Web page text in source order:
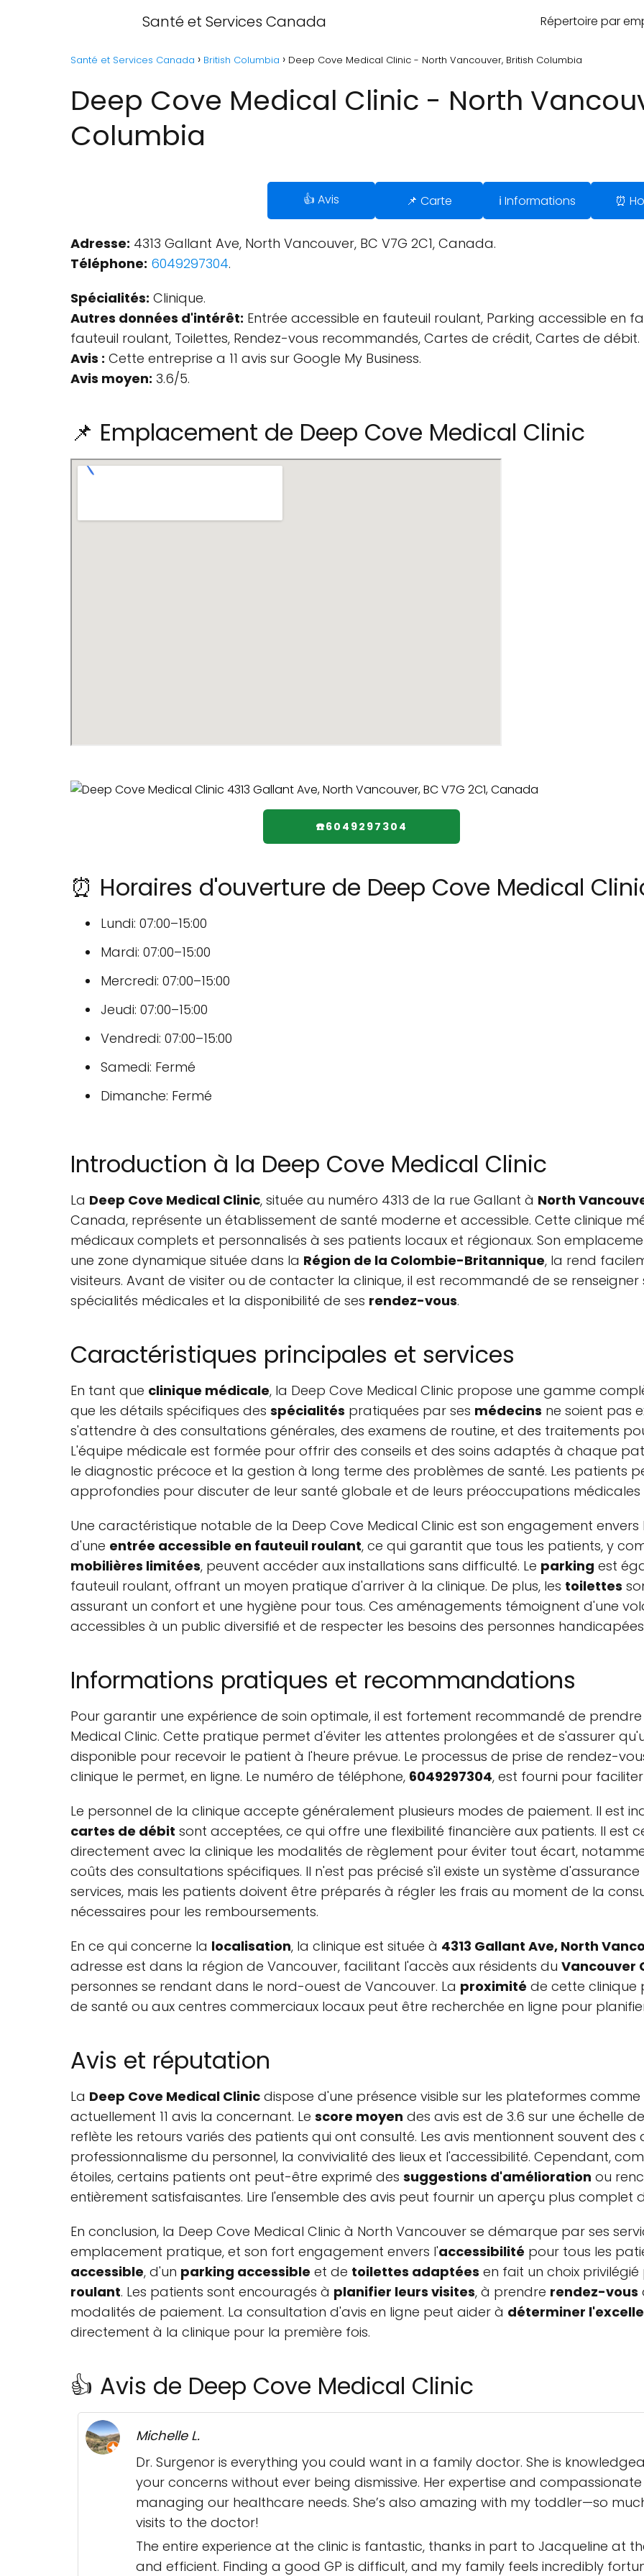
Santé et Services Canada Répertoire par
Santé et Services Canada British Columbia Deep Cove Medical Clinic - North Vancouver, British Columbia
Deep Cove Medical Clinic - North
Columbia
👍 Avis 📌 Carte ℹ️ Informations ⏰
Adresse: 4313 Gallant Ave, North Vancouver, BC V7G 2C1, Canada.
Téléphone: 6049297304.
Spécialités: Clinique.
Autres données d'intérêt: Entrée accessible en fauteuil roulant, Parking accessible en
fauteuil roulant, Toilettes, Rendez-vous recommandés, Cartes de crédit, Cartes de débit.
Avis : Cette entreprise a 11 avis sur Google My Business.
Avis moyen: 3.6/5.
📌 Emplacement de Deep Cove Medical Clinic
☎️6049297304
⏰ Horaires d'ouverture de Deep Cove Medical
Lundi: 07:00–15:00
Mardi: 07:00–15:00
Mercredi: 07:00–15:00
Jeudi: 07:00–15:00
Vendredi: 07:00–15:00
Samedi: Fermé
Dimanche: Fermé
Introduction à la Deep Cove Medical Clinic
La Deep Cove Medical Clinic, située au numéro 4313 de la rue Gallant à North
Canada, représente un établissement de santé moderne et accessible. Cette clinique
médicaux complets et personnalisés à ses patients locaux et régionaux. Son
une zone dynamique située dans la Région de la Colombie-Britannique, la rend
visiteurs. Avant de visiter ou de contacter la clinique, il est recommandé de se renseigner
spécialités médicales et la disponibilité de ses rendez-vous.
Caractéristiques principales et services
En tant que clinique médicale, la Deep Cove Medical Clinic propose une gamme
que les détails spécifiques des spécialités pratiquées par ses médecins ne soient pas
s'attendre à des consultations générales, des examens de routine, et des traitements
L'équipe médicale est formée pour offrir des conseils et des soins adaptés à chaque
le diagnostic précoce et la gestion à long terme des problèmes de santé. Les patients
approfondies pour discuter de leur santé globale et de leurs préoccupations médicales
Une caractéristique notable de la Deep Cove Medical Clinic est son engagement envers
d'une entrée accessible en fauteuil roulant, ce qui garantit que tous les patients, y
mobilières limitées, peuvent accéder aux installations sans difficulté. Le parking est
fauteuil roulant, offrant un moyen pratique d'arriver à la clinique. De plus, les toilettes
assurant un confort et une hygiène pour tous. Ces aménagements témoignent d'une
accessibles à un public diversifié et de respecter les besoins des personnes
Informations pratiques et recommandations
Pour garantir une expérience de soin optimale, il est fortement recommandé de
Medical Clinic. Cette pratique permet d'éviter les attentes prolongées et de s'assurer
disponible pour recevoir le patient à l'heure prévue. Le processus de prise de rendez-
clinique le permet, en ligne. Le numéro de téléphone, 6049297304, est fourni pour
Le personnel de la clinique accepte généralement plusieurs modes de paiement. Il est
cartes de débit sont acceptées, ce qui offre une flexibilité financière aux patients. Il est
directement avec la clinique les modalités de règlement pour éviter tout écart,
coûts des consultations spécifiques. Il n'est pas précisé s'il existe un système
services, mais les patients doivent être préparés à régler les frais au moment de la
nécessaires pour les remboursements.
En ce qui concerne la localisation, la clinique est située à 4313 Gallant Ave, North
adresse est dans la région de Vancouver, facilitant l'accès aux résidents du Vancouver
personnes se rendant dans le nord-ouest de Vancouver. La proximité de cette
de santé ou aux centres commerciaux locaux peut être recherchée en ligne pour
Avis et réputation
La Deep Cove Medical Clinic dispose d'une présence visible sur les plateformes comme
actuellement 11 avis la concernant. Le score moyen des avis est de 3.6 sur une échelle
reflète les retours variés des patients qui ont consulté. Les avis mentionnent souvent
professionnalisme du personnel, la convivialité des lieux et l'accessibilité. Cependant,
étoiles, certains patients ont peut-être exprimé des suggestions d'amélioration ou
entièrement satisfaisantes. Lire l'ensemble des avis peut fournir un aperçu plus complet
En conclusion, la Deep Cove Medical Clinic à North Vancouver se démarque par ses
emplacement pratique, et son fort engagement envers l'accessibilité pour tous les
accessible, d'un parking accessible et de toilettes adaptées en fait un choix
roulant. Les patients sont encouragés à planifier leurs visites, à prendre rendez-vous
modalités de paiement. La consultation d'avis en ligne peut aider à déterminer
directement à la clinique pour la première fois.
👍 Avis de Deep Cove Medical Clinic
Michelle L.
Dr. Surgenor is everything you could want in a family doctor. She is
your concerns without ever being dismissive. Her expertise and
managing our healthcare needs. She’s also amazing with my toddler—so
visits to the doctor!
The entire experience at the clinic is fantastic, thanks in part to Jacqueline at
and efficient. Finding a good GP is difficult, and my family feels incredibly